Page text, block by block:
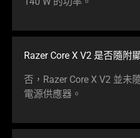
Razer Core X V2 是否隨附
否，Razer Core X V2 並未
電源供應器 。